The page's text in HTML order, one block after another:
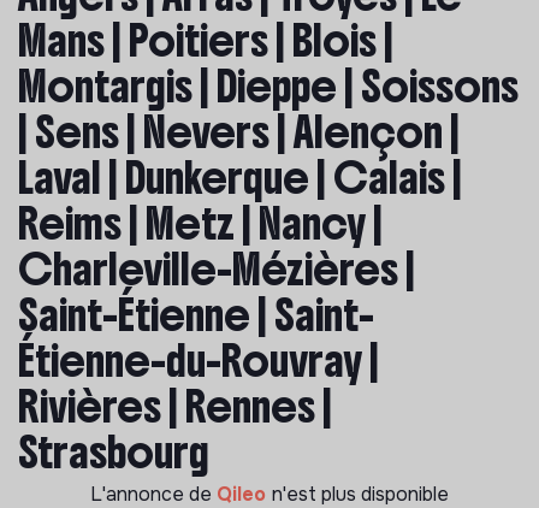
Mans | Poitiers | Blois |
Montargis | Dieppe | Soissons
| Sens | Nevers | Alençon |
Laval | Dunkerque | Calais |
Reims | Metz | Nancy |
Charleville-Mézières |
Saint-Étienne | Saint-
Étienne-du-Rouvray |
Rivières | Rennes |
Strasbourg
L'annonce de Qileo n'est plus disponible